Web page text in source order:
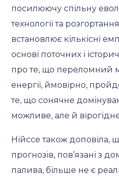
посилюючу спільну
технології та
встановлює кількісні
основі поточних і
про те, що переломний
енергії, ймовірно,
те, що сонячне
можливе, але й
Нійссе також доповіла,
прогнозів, пов’язані з
палива, більше не є